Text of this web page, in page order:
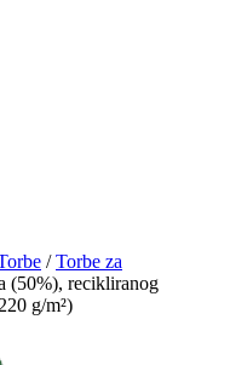
/Torbe za
(50%), recikliranog
g/m²)